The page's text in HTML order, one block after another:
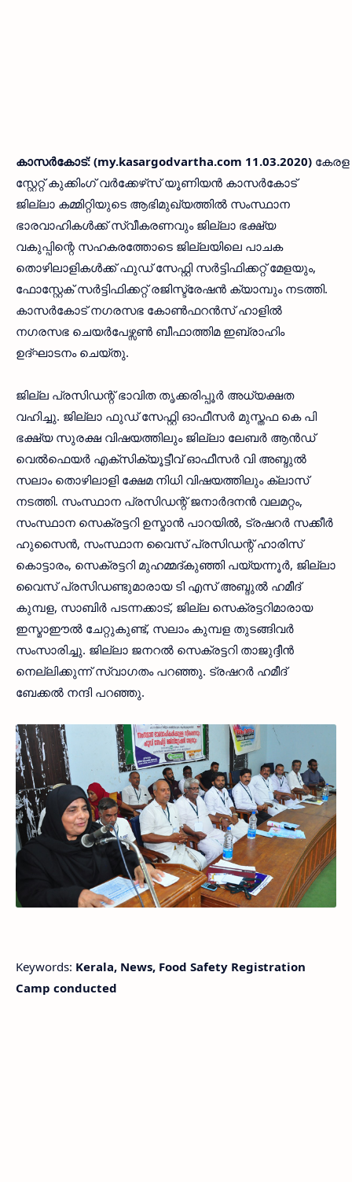
കാസര്‍കോട്: (my.kasargodvartha.com 11.03.2020) കേരള
സ്റ്റേറ്റ് കുക്കിംഗ് വര്‍ക്കേഴ്‌സ് യൂണിയന്‍ കാസര്‍കോട്
ജില്ലാ കമ്മിറ്റിയുടെ ആഭിമുഖ്യത്തില്‍ സംസ്ഥാന
ഭാരവാഹികള്‍ക്ക് സ്വീകരണവും ജില്ലാ ഭക്ഷ്യ
വകുപ്പിന്റെ സഹകരത്തോടെ ജില്ലയിലെ പാചക
തൊഴിലാളികള്‍ക്ക് ഫുഡ് സേഫ്റ്റി സര്‍ട്ടിഫിക്കറ്റ് മേളയും,
ഫോസ്റ്റേക് സര്‍ട്ടിഫിക്കറ്റ് രജിസ്ട്രേഷന്‍ ക്യാമ്പും നടത്തി.
കാസര്‍കോട് നഗരസഭ കോണ്‍ഫറന്‍സ് ഹാളില്‍
നഗരസഭ ചെയര്‍പേഴ്സണ്‍ ബീഫാത്തിമ ഇബ്രാഹിം
ഉദ്ഘാടനം ചെയ്തു.
ജില്ല പ്രസിഡന്റ് ഭാവിത തൃക്കരിപ്പൂര്‍ അധ്യക്ഷത
വഹിച്ചു. ജില്ലാ ഫുഡ് സേഫ്റ്റി ഓഫീസര്‍ മുസ്തഫ കെ പി
ഭക്ഷ്യ സുരക്ഷ വിഷയത്തിലും ജില്ലാ ലേബര്‍ ആന്‍ഡ്
വെല്‍ഫെയര്‍ എക്‌സിക്യൂട്ടീവ് ഓഫീസര്‍ വി അബ്ദുല്‍
സലാം തൊഴിലാളി ക്ഷേമ നിധി വിഷയത്തിലും ക്ലാസ്
നടത്തി. സംസ്ഥാന പ്രസിഡന്റ് ജനാര്‍ദനന്‍ വലമറ്റം,
സംസ്ഥാന സെക്രട്ടറി ഉസ്മാന്‍ പാറയില്‍, ട്രഷറര്‍ സക്കീര്‍
ഹുസൈന്‍, സംസ്ഥാന വൈസ് പ്രസിഡന്റ് ഹാരിസ്
കൊട്ടാരം, സെക്രട്ടറി മുഹമ്മദ്കുഞ്ഞി പയ്യന്നൂര്‍, ജില്ലാ
വൈസ് പ്രസിഡണ്ടുമാരായ ടി എസ് അബ്ദുല്‍ ഹമീദ്
കുമ്പള, സാബിര്‍ പടന്നക്കാട്, ജില്ല സെക്രട്ടറിമാരായ
ഇസ്മാഈല്‍ ചേറ്റുകുണ്ട്, സലാം കുമ്പള തുടങ്ങിവര്‍
സംസാരിച്ചു. ജില്ലാ ജനറല്‍ സെക്രട്ടറി താജുദ്ദീന്‍
നെല്ലിക്കുന്ന് സ്വാഗതം പറഞ്ഞു. ട്രഷറര്‍ ഹമീദ്
ബേക്കല്‍ നന്ദി പറഞ്ഞു.
Keywords: Kerala, News, Food Safety Registration
Camp conducted